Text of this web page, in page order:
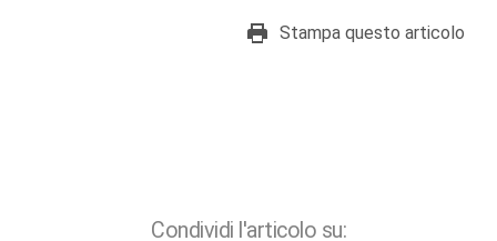
Stampa questo articolo
Condividi l'articolo su: